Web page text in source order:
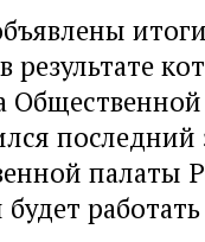
результате
последний
палаты